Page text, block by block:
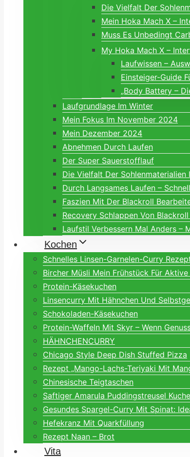
Die Vielfalt Der
Mein Hoka Mach X –
Muss Es Unbedingt
My Hoka Mach X –
Laufwissen –
Einsteiger-Guide
„Body Battery –
Laufgrundlage Im Winter
Mein Fokus Im November 2024
Mein Dezember 2024
Abnehmen Durch Laufen
Der Super Sauerstofflauf
Die Vielfalt Der Sohlenmaterialien
Durch Langsames Laufen –
Faszien Mit Der Blackroll
Recovery Schlappen Von
Laufstil Verbessern Mal Anders –
Kochen
Schnelles Linsen-Garnelen-Curry
Bircher Müsli Mein Frühstück Für Aktive
Protein-Käsekuchen
Linsencurry Mit Hähnchen Und
Schokoladen-Käsekuchen
Protein-Waffeln Mit Skyr – Wenn
HÄHNCHENCURRY
Chicago Style Deep Dish Stuffed Pizza
Rezept „Mango-Lachs-Teriyaki Mit
Chinesische Teigtaschen
Saftiger Amarula Puddingstreusel
Gesundes Spargel-Curry Mit Spinat:
Hefekranz Mit Quarkfüllung
Rezept Naan – Brot
Vita